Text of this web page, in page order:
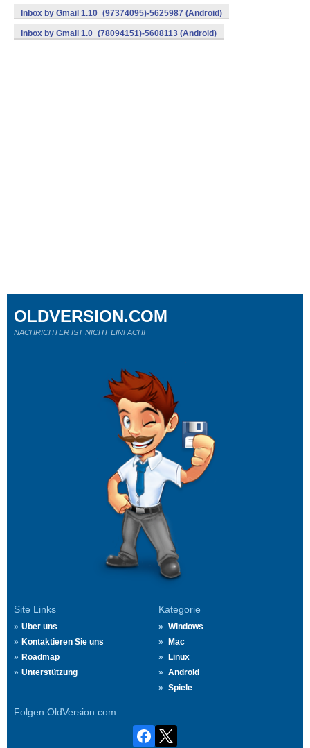
Inbox by Gmail 1.10_(97374095)-5625987 (Android)
Inbox by Gmail 1.0_(78094151)-5608113 (Android)
Site Links
Über uns
Kontaktieren Sie uns
Roadmap
Unterstützung
Kategorie
Windows
Mac
Linux
Android
Spiele
Folgen OldVersion.com
OLDVERSION.COM
NACHRICHTER IST NICHT EINFACH!